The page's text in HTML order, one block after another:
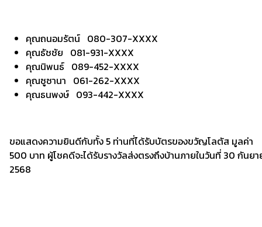
คุณถนอมรัตน์ 080-307-XXXX
คุณธัชชัย 081-931-XXXX
คุณนิพนธ์ 089-452-XXXX
คุณซูซานา 061-262-XXXX
คุณธนพงษ์ 093-442-XXXX
ขอแสดงความยินดีกับทั้ง 5 ท่านที่ได้รับบัตรของขวัญโลตัส มูลค่า
500 บาท ผู้โชคดีจะได้รับรางวัลส่งตรงถึงบ้านภายในวันที่ 30 กันย
2568